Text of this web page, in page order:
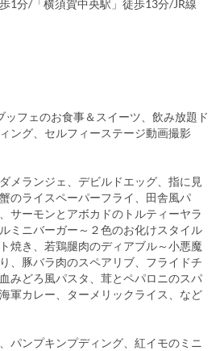
1分/「横須賀中央駅」徒歩13分/JR線
フェのお食事＆スイーツ、飲み放題ド
ング、セルフィーステージ動画撮影
メランジェ、デビルドエッグ、指に見
のライスペーパーフライ、田舎風パ
サーモンとアボカドのトルティーヤラ
ミニバーガー～２色のお化けスタイル
焼き、若鶏腿肉のディアブル～小悪魔
、豚バラ肉のスペアリブ、フライドチ
みどろ風パスタ、茸とペパロニのスパ
軍カレー、ターメリックライス、など
パンプキンプディング、紅イモのミニ